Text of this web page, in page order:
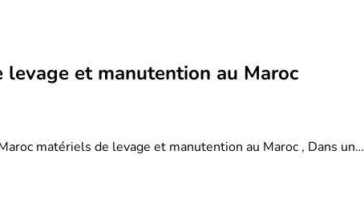
levage et manutention au Maroc
matériels de levage et manutention au Maroc , Dans un…